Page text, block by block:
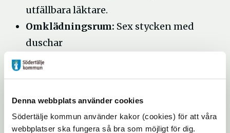
Denna webbplats använder cookies
Södertälje kommun använder kakor (cookies) för att våra
webbplatser ska fungera så bra som möjligt för dig.
utfällbara läktare.
Omklädningsrum: Sex stycken med
duschar
Hjärstartare:
Ljudanläggning:
Linjerat för:basket